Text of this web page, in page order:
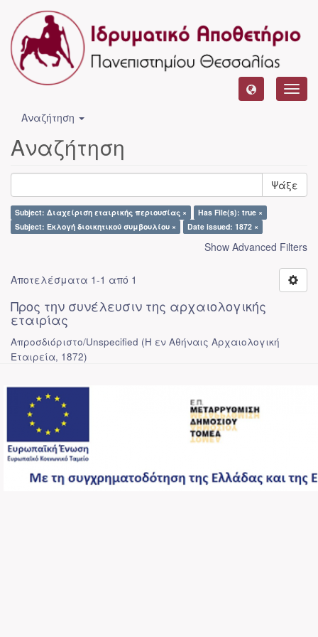
Αναζήτηση
Αναζήτηση
Ψάξε
Subject: Διαχείριση εταιρικής περιουσίας ×
Has File(s): true ×
Subject: Εκλογή διοικητικού συμβουλίου ×
Date issued: 1872 ×
Show Advanced Filters
Αποτελέσματα 1-1 από 1
Προς την συνέλευσιν της αρχαιολογικής
εταιρίας
Απροσδιόριστο/Unspecified (Η εν Αθήναις Αρχαιολογική
Εταιρεία, 1872)